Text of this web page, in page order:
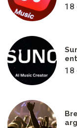
18
18